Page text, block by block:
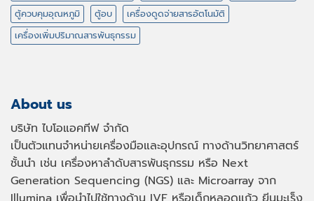
ตู้ควบคุมอุณหภูมิ
ตู้อบ
เครื่องดูดจ่ายสารอัตโนมัติ
เครื่องเพิ่มปริมาณสารพันธุกรรม
About us
บริษัท ไบโอแอคทีฟ จำกัด
เป็นตัวแทนจำหน่ายเครื่องมือและอุปกรณ์ ทางด้านวิทยาศาสตร์
ชั้นนำ เช่น เครื่องหาลำดับสารพันธุกรรม หรือ Next
Generation Sequencing (NGS) และ Microarray จาก